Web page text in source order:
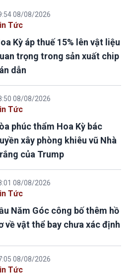
08/08/2026
Tức
Kỳ áp thuế 15% lên vật liệu
trọng trong sản xuất chip
dẫn
08/08/2026
Tức
phúc thẩm Hoa Kỳ bác
xây phòng khiêu vũ Nhà
của Trump
08/08/2026
Tức
Năm Góc công bố thêm hồ
về vật thể bay chưa xác định
08/08/2026
Tức